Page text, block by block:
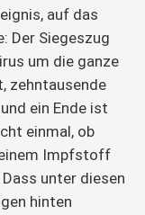
auf das
Der Siegeszug
um die ganze
zehntausende
ein Ende ist
einmal, ob
Impfstoff
unter diesen
hinten